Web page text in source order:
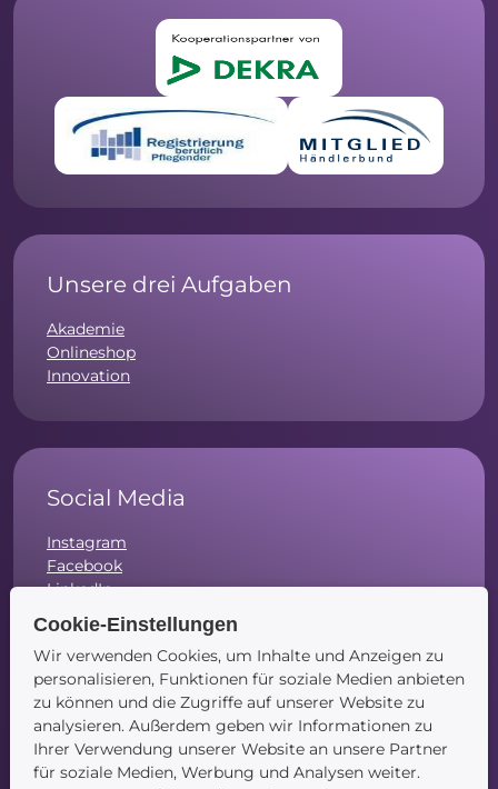
Unsere drei Aufgaben
Akademie
Onlineshop
Innovation
Social Media
Instagram
Facebook
LinkedIn
Navigation
Startseite
Blog
Cookie-Einstellungen
Wir verwenden Cookies, um Inhalte und Anzeigen zu
personalisieren, Funktionen für soziale Medien anbieten
zu können und die Zugriffe auf unserer Website zu
analysieren. Außerdem geben wir Informationen zu
Ihrer Verwendung unserer Website an unsere Partner
für soziale Medien, Werbung und Analysen weiter.